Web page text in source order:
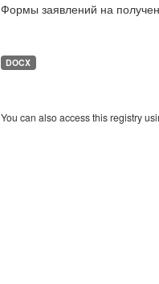
Формы заявлений на
DOCX
You can also access this registry